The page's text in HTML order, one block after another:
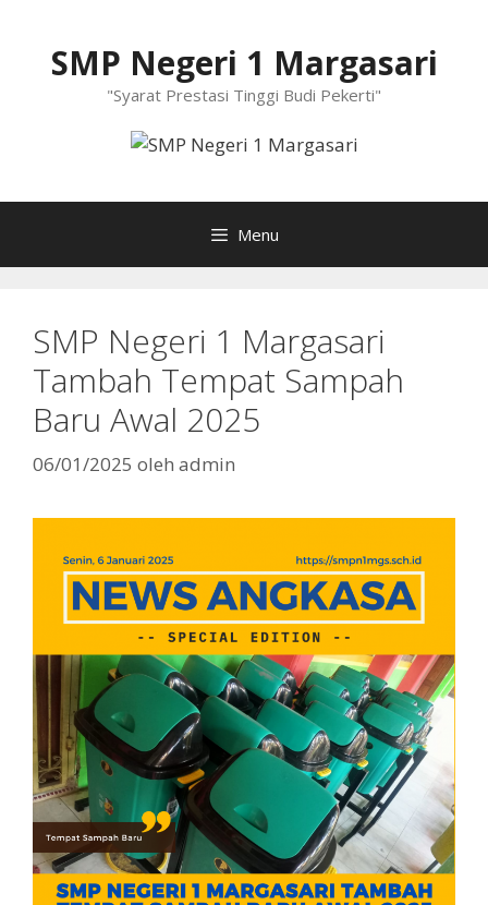
SMP Negeri 1 Margasari
"Syarat Prestasi Tinggi Budi Pekerti"
Menu
SMP Negeri 1 Margasari
Tambah Tempat Sampah
Baru Awal 2025
06/01/2025 oleh admin